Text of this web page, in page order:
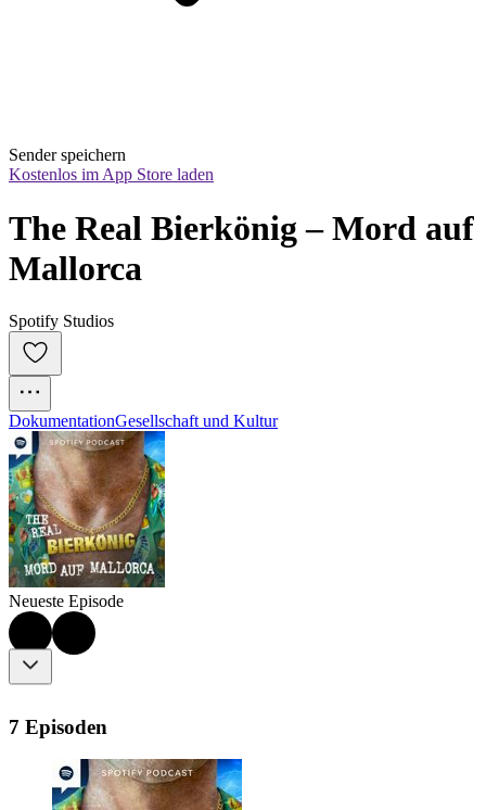
Sender speichern
Kostenlos im App Store laden
The Real Bierkönig – Mord auf
Mallorca
Spotify Studios
DokumentationGesellschaft und Kultur
Neueste Episode
7 Episoden